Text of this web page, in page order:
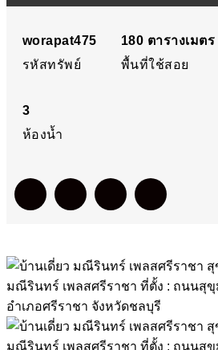
โครงการ : มณีริ
ตำบลสุรศักดิ์ อ
จังหวัดชลบุรี
worapat475
รหัสทรัพย์
180 ตารางเมตร
พื้นที่ใช้สอย
3
ห้องน้ำ